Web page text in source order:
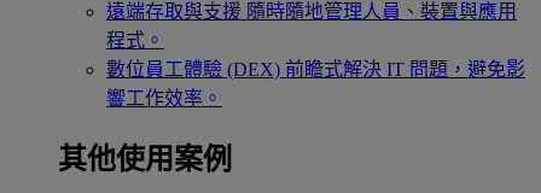
遠端存取與支援 隨時隨地管理人員、裝置與應用
程式。
數位員工體驗 (DEX) 前瞻式解決 IT 問題，避免影
響工作效率。
其他使用案例